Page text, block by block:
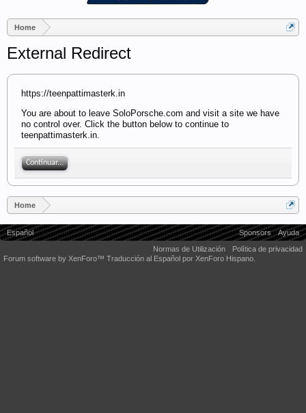
Home
External Redirect
https://teenpattimasterk.in
You are about to leave SoloPorsche.com and visit a site we have
no control over. Click the button below to continue to
teenpattimasterk.in.
Continuar...
Home
Español Sponsors
Ayuda
Normas de Utilización
Política de privacidad
Forum software by XenForo™ Traducción al Español por XenForo Hispano.